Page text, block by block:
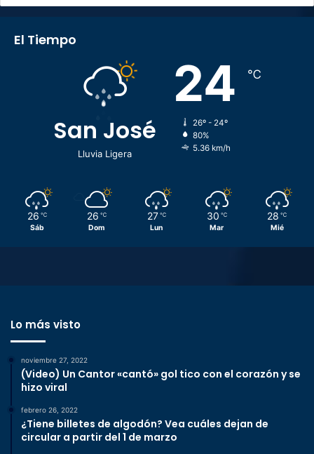
El Tiempo
San José
Lluvia Ligera
24 ℃
26º - 24º
80%
5.36 km/h
26 ℃
Sáb
26 ℃
Dom
27 ℃
Lun
30 ℃
Mar
28 ℃
Mié
Lo más visto
noviembre 27, 2022
(Video) Un Cantor «cantó» gol tico con el corazón y se
hizo viral
febrero 26, 2022
¿Tiene billetes de algodón? Vea cuáles dejan de
circular a partir del 1 de marzo